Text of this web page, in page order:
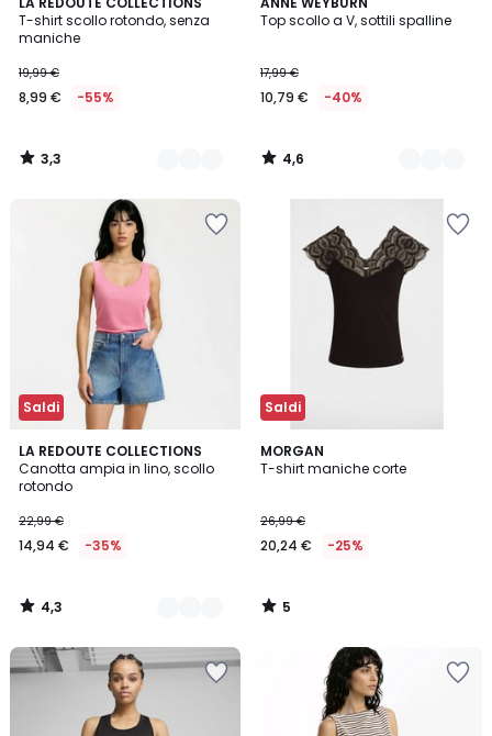
T-shirt scollo rotondo, senza
maniche
19,99 €
8,99 € -55%
/ 5
2
Colori
3,3
/
Top scollo a V, sottili spalline
17,99 €
10,79 € -40%
/ 5
2
Colori
4,6
/
Saldi
LA REDOUTE COLLECTIONS
Canotta ampia in lino, scollo
rotondo
22,99 €
14,94 € -35%
4,3
/ 5
3
Colori
4,3
/
Saldi
MORGAN
T-shirt maniche corte
26,99 €
20,24 € -25%
5
/
5
/